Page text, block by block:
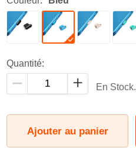
Quantité:
En Stock.
Ajouter au panier